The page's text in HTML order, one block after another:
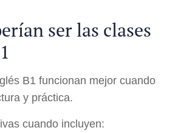
ser las clases
B1 funcionan mejor cuando
y práctica.
cuando incluyen: